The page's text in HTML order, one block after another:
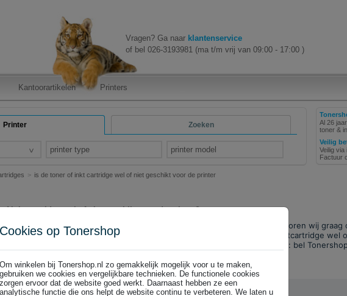
Vragen? Ga naar klantenservice
of bel 026-3193981 (ma t/m vrij van 09:00 - 17:00 )
Kantoorartikelen Printers
Printer Zoeken
printer type printer model
Al 26
toner &
Veilig
Veilig
Factuur
is de toner of inkt cartridge wel of niet geschikt voor de printer
of inkt cartridge wel of niet geschikt voor de printer?
of een toner of inktcartridge wel of niet geschikt is voor de printer, dan horen wij graag
naar Klantenservice. Wij kunnen dan eerst controleren of de toner of inktcartridge wel
een beter of goedkoper alternatief in huis hebben. Voor telefonische hulp: bel
026 3193981, iedere werkdag van 09:00 - 18:00 uur.
doet het niet. Is de inkt (deels) opgedroogd? Zit de printkop verstopt?
Cookies op Tonershop
Om winkelen bij Tonershop.nl zo gemakkelijk mogelijk voor u te maken,
gebruiken we cookies en vergelijkbare technieken. De functionele cookies
zorgen ervoor dat de website goed werkt. Daarnaast hebben ze een
analytische functie die ons helpt de website continu te verbeteren. We laten u